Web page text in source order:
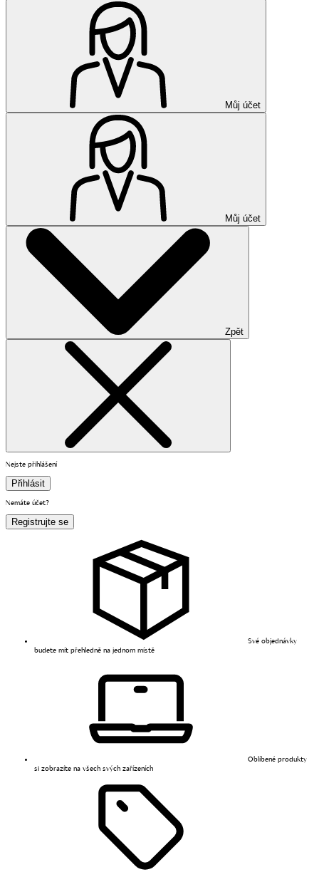
Můj účet
Můj účet
Zpět
Nejste přihlášení
Přihlásit
Nemáte účet?
Registrujte se
Své objednávky
budete mít přehledně na jednom místě
Oblíbené produkty
si zobrazíte na všech svých zařízeních